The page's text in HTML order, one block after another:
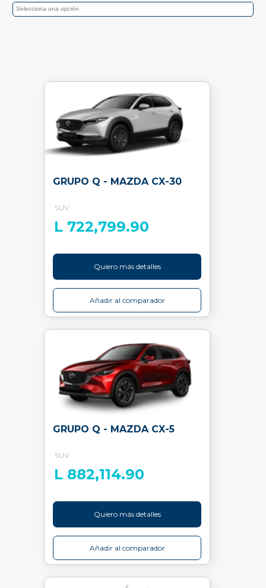
GRUPO Q - MAZDA CX-30
SUV
L 722,799.90
Quiero más detalles
Añadir al comparador
GRUPO Q - MAZDA CX-5
SUV
L 882,114.90
Quiero más detalles
Añadir al comparador